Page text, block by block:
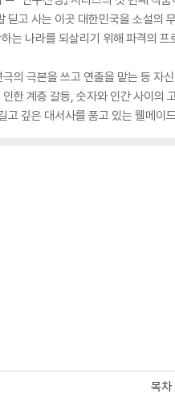
딛고 사는 이곳 대한민국을 소설
는 나라를 되살리기 위해 파격의
의 극본을 쓰고 연출을 맡는 등
한 계층 갈등, 숫자와 인간 사이의
깊은 대서사를 품고 있는 웰메이
목차